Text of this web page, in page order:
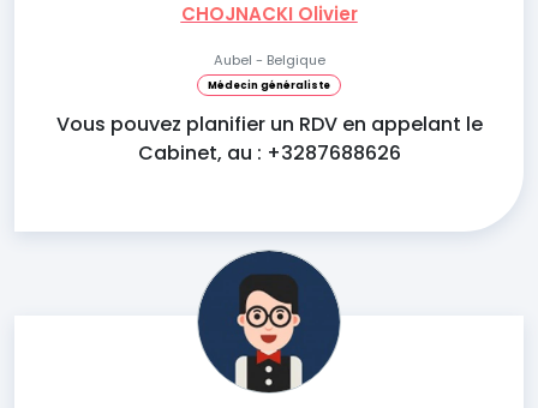
CHOJNACKI Olivier
Aubel - Belgique
Médecin généraliste
Vous pouvez planifier un RDV en appelant le
Cabinet, au : +3287688626